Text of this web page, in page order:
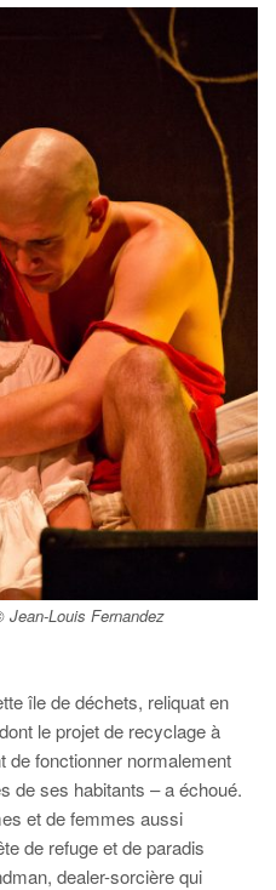
Louis Fernandez
île de déchets, reliquat en
le projet de recyclage à
de fonctionner normalement
de ses habitants – a échoué.
et de femmes aussi
de refuge et de paradis
dealer-sorcière qui